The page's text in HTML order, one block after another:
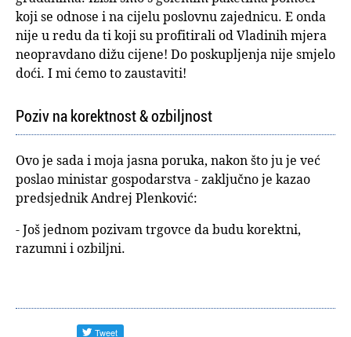
koji se odnose i na cijelu poslovnu zajednicu. E onda
nije u redu da ti koji su profitirali od Vladinih mjera
neopravdano dižu cijene! Do poskupljenja nije smjelo
doći. I mi ćemo to zaustaviti!
Poziv na korektnost & ozbiljnost
Ovo je sada i moja jasna poruka, nakon što ju je već
poslao ministar gospodarstva - zaključno je kazao
predsjednik Andrej Plenković:
- Još jednom pozivam trgovce da budu korektni,
razumni i ozbiljni.